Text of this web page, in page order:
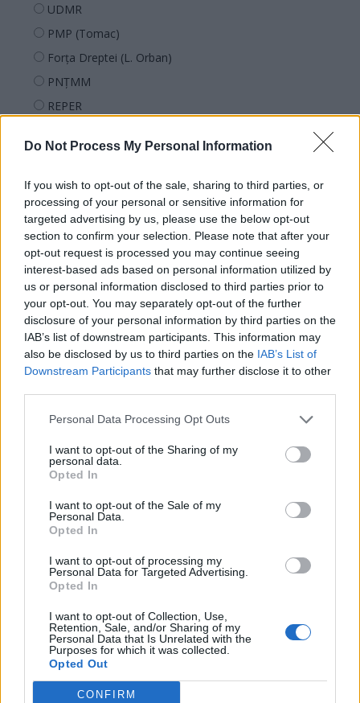
Do Not Process My Personal Information
If you wish to opt-out of the sale, sharing to third parties, or
processing of your personal or sensitive information for
targeted advertising by us, please use the below opt-out
section to confirm your selection. Please note that after your
opt-out request is processed you may continue seeing
interest-based ads based on personal information utilized by
us or personal information disclosed to third parties prior to
your opt-out. You may separately opt-out of the further
disclosure of your personal information by third parties on the
IAB’s list of downstream participants. This information may
also be disclosed by us to third parties on the IAB’s List of
Downstream Participants that may further disclose it to other
Personal Data Processing Opt Outs
I want to opt-out of the Sharing of my
personal data.
Opted In
I want to opt-out of the Sale of my
Personal Data.
Opted In
I want to opt-out of processing my
Personal Data for Targeted Advertising.
Opted In
I want to opt-out of Collection, Use,
Retention, Sale, and/or Sharing of my
Personal Data that Is Unrelated with the
Purposes for which it was collected.
Opted Out
CONFIRM
UDMR
PMP (Tomac)
Forța Dreptei (L. Orban)
PNȚMM
REPER
SOS (Șoșoacă)
POT (Gavrilă)
PACE (Peia)
Acțiunea Conservatoare (Târziu)
PDF (Lazarus)
PUSL (D. Voiculescu)
PNȚCD (Pavelescu)
PNCR (Terheș)
Partidul Patrioților (Surugiu)
FAR (Coarnă)
România pe Primul Loc (Ponta)
Altul
Arhiva sondajelor
ad